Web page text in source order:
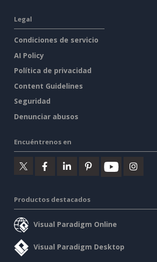
Legal
Condiciones de servicio
AI Policy
Política de privacidad
Content Guidelines
Seguridad
Denunciar abusos
Encuéntrenos en
Productos destacados
Visual Paradigm Online
Visual Paradigm Desktop